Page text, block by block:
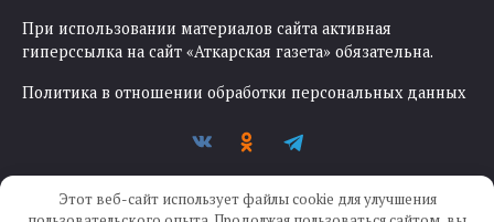
При использовании материалов сайта активная
гиперссылка на сайт «Аткарская газета» обязательна.
Политика в отношении обработки персональных данных
Этот веб-сайт использует файлы cookie для улучшения